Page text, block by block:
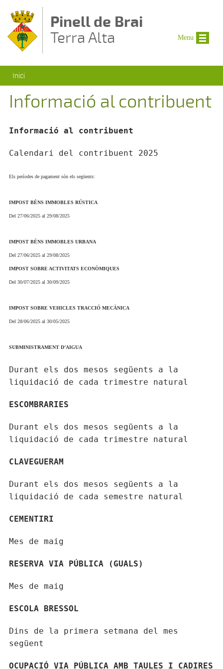
Pinell de Brai
Terra Alta
Esteu aquí
Inici
Informació al contribuent
Informació al contribuent
Calendari del contribuent 2025
Els períodes de pagament són els següents:
IMPOST BÉNS IMMOBLES RÚSTICA
Del 27/06/2025 al 29/08/2025
IMPOST BÉNS IMMOBLES URBANA
Del 27/06/2025 al 29/08/2025
IMPOST SOBRE ACTIVITATS ECONÒMIQUES
Del 30/07/2025 al 30/09/2025
IMPOST SOBRE VEHICLES TRACCIÓ MECÀNICA
Del 28/06/2025 al 30/05/2025
SUBMINISTRAMENT D’AIGUA
Durant els dos mesos següents a la
liquidació de cada trimestre natural
ESCOMBRARIES
Durant els dos mesos següents a la
liquidació de cada trimestre natural
CLAVEGUERAM
Durant els dos mesos següents a la
liquidació de cada semestre natural
CEMENTIRI
Mes de maig
RESERVA VIA PÚBLICA (GUALS)
Mes de maig
ESCOLA BRESSOL
Dins de la primera setmana del mes
següent
OCUPACIÓ VIA PÚBLICA AMB TAULES I CADIRES
Menu